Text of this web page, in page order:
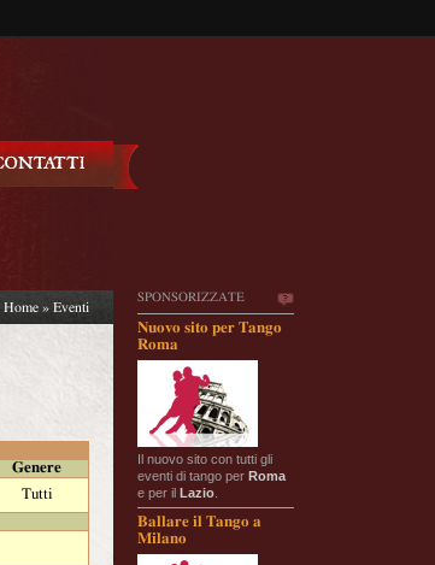
SPONSORIZZATE
Nuovo sito per Tango
Roma
Il nuovo sito con tutti gli
eventi di tango per Roma
e per il Lazio
Ballare il Tango a
Milano
Home » Eventi
Genere
Tutti